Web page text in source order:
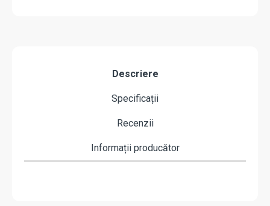
Descriere
Specificații
Recenzii
Informații producător